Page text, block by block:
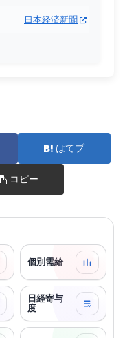
日本経済新聞
はてブ
コピー
個別需給
日経寄与
度